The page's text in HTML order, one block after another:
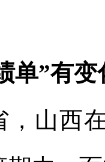
单”有变
，山西